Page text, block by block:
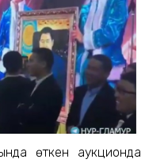
өткен аукционда